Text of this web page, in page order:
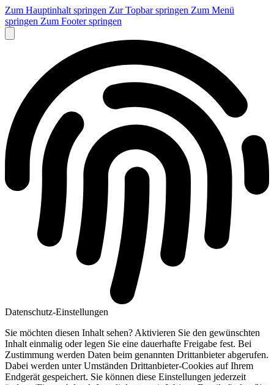
Zum Hauptinhalt springen Zur Topbar springen Zum Menü
springen Zum Footer springen
Datenschutz-Einstellungen
Sie möchten diesen Inhalt sehen? Aktivieren Sie den gewünschten
Inhalt einmalig oder legen Sie eine dauerhafte Freigabe fest. Bei
Zustimmung werden Daten beim genannten Drittanbieter abgerufen.
Dabei werden unter Umständen Drittanbieter-Cookies auf Ihrem
Endgerät gespeichert. Sie können diese Einstellungen jederzeit